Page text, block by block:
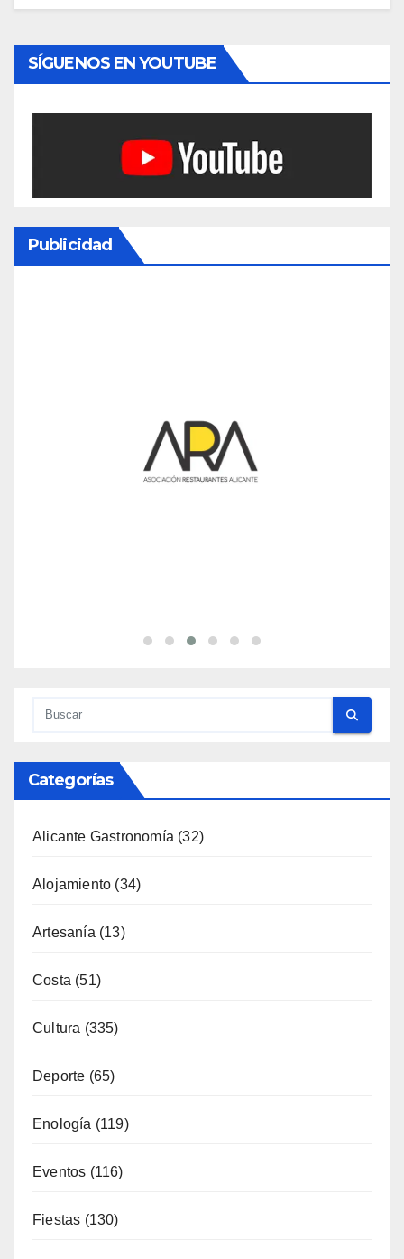
SÍGUENOS EN YOUTUBE
Publicidad
Categorías
Alicante Gastronomía (32)
Alojamiento (34)
Artesanía (13)
Costa (51)
Cultura (335)
Deporte (65)
Enología (119)
Eventos (116)
Fiestas (130)